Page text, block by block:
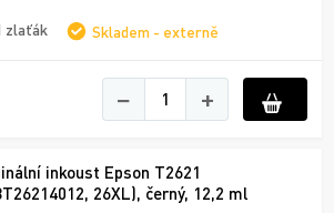
zlaťák Skladem - externě
− +
inkoust Epson T2621
26XL), černý, 12,2 ml